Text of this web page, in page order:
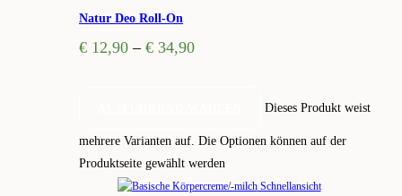
Natur Deo Roll-On
€ 12,90 – € 34,90
Dieses Produkt weist
mehrere Varianten auf. Die Optionen können auf der
Produktseite gewählt werden
Schnellansicht